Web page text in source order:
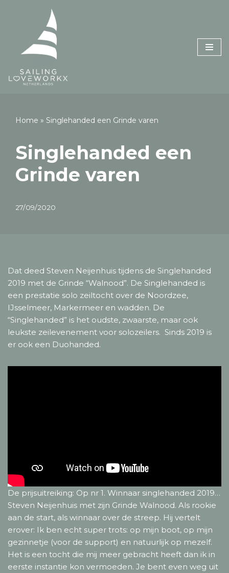
content
Home » Singlehanded een Grinde varen
Singlehanded een
Grinde varen
27/09/2020
Dat deed Steven Neijenhuis tijdens de Singlehanded
2019 met de Grinde “Walnood”. De Singlehanded is
een prestatie solo zeiltocht over de Noordzee,
IJsselmeer, Markermeer en wadden. De
“Singlehanded” is het oudste, zwaarste, maar ook
leukste zeilevenement voor solozeilers. Sinds 2019 is
er ook een Duohanded.
De prijsuitreiking: Op nr 1. Winnaar singlehanded 2019…
Steven Neijenhuis met zijn Grinde Walnood. Als rookie
aan de start, als winnaar over de streep. Hij vertelt
erover: Ik ben echt super trots: op mijn boot, op mijn
gezinnetje (voor de support) en natuurlijk op mezelf.
Het is een tocht die mij meer gebracht heeft dan ik in
eerste instantie kon vermoeden. Je bent even weg uit